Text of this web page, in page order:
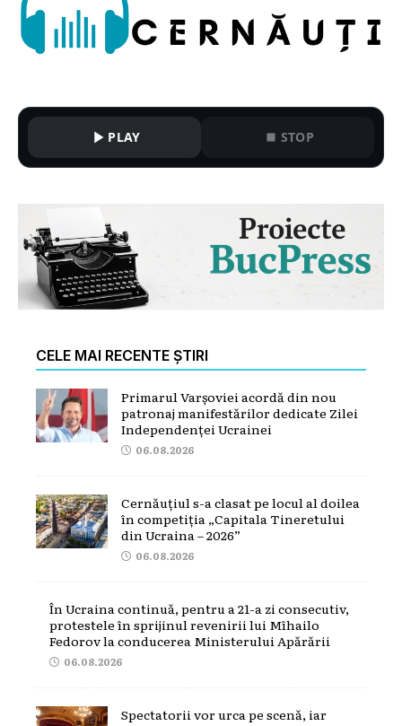
PLAY STOP
CELE MAI RECENTE ȘTIRI
Primarul Varșoviei acordă din nou
patronaj manifestărilor dedicate Zilei
Independenței Ucrainei
06.08.2026
Cernăuțiul s-a clasat pe locul al doilea
în competiția „Capitala Tineretului
din Ucraina – 2026”
06.08.2026
În Ucraina continuă, pentru a 21-a zi consecutiv,
protestele în sprijinul revenirii lui Mîhailo
Fedorov la conducerea Ministerului Apărării
06.08.2026
Spectatorii vor urca pe scenă, iar